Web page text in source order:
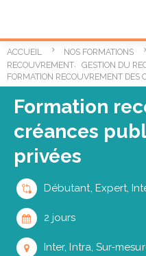
ACCUEIL
NOS FORMATIONS
RECOUVREMENT, GESTION DU
FORMATION RECOUVREMENT DES
Formation
créances
privées
Débutant, Expert,
2 jours
Inter, Intra, Sur-